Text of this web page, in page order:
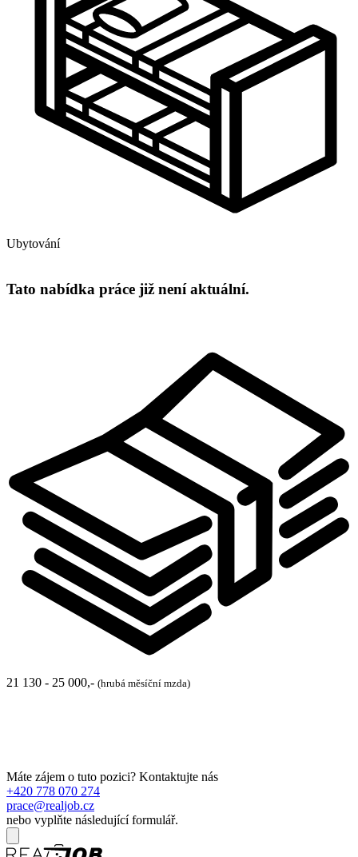
Ubytování
Tato nabídka práce již není aktuální.
21 130 - 25 000,- (hrubá měsíční mzda)
Máte zájem o tuto pozici? Kontaktujte nás
+420 778 070 274
prace@realjob.cz
nebo vyplňte následující formulář.